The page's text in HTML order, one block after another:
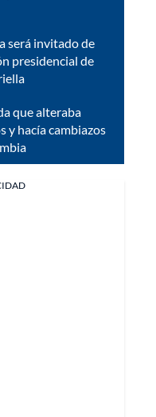
será invitado de
presidencial de
que alteraba
y hacía cambiazos